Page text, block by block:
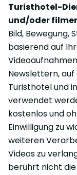
Turisthotel-
und/oder
Bild, Bewegung,
basierend auf
Newslettern,
Turisthotel und
verwendet
kostenlos und
Einwilligung zu
weiteren
Videos zu
berührt nicht